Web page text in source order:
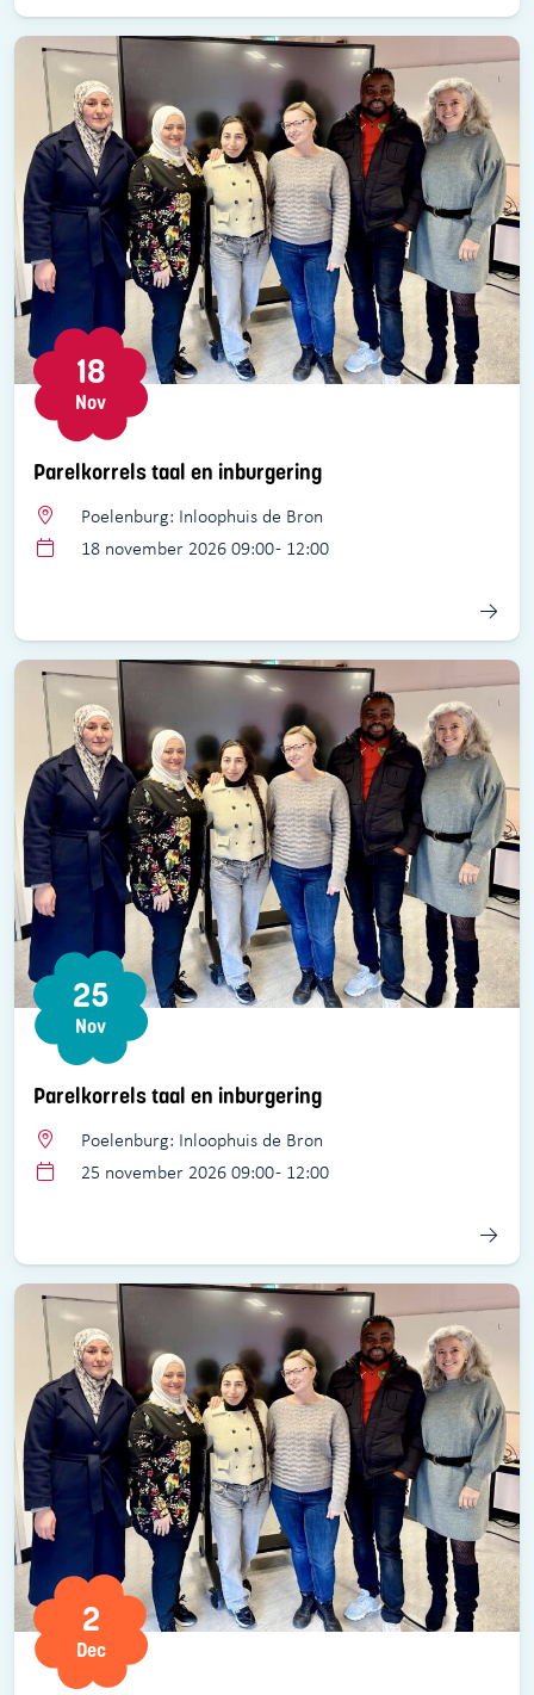
Parelkorrels taal en inburgering
18
Nov
Poelenburg: Inloophuis de Bron
18 november 2026 09:00 - 12:00
Parelkorrels taal en inburgering
25
Nov
Poelenburg: Inloophuis de Bron
25 november 2026 09:00 - 12:00
2
Dec